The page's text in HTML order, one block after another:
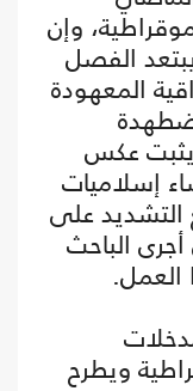
وإن
الفصل
المعهودة
عكس
إسلاميات
التشديد على
الباحث
العمل.
ويطرح